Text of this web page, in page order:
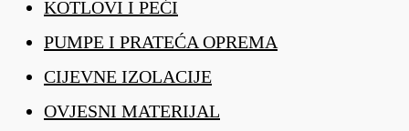
KOTLOVI I PEĆI
PUMPE I PRATEĆA OPREMA
CIJEVNE IZOLACIJE
OVJESNI MATERIJAL